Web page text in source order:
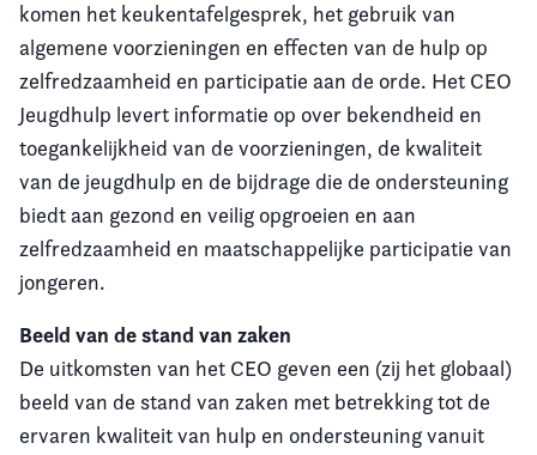
komen het keukentafelgesprek, het gebruik van
algemene voorzieningen en effecten van de hulp op
zelfredzaamheid en participatie aan de orde. Het CEO
Jeugdhulp levert informatie op over bekendheid en
toegankelijkheid van de voorzieningen, de kwaliteit
van de jeugdhulp en de bijdrage die de ondersteuning
biedt aan gezond en veilig opgroeien en aan
zelfredzaamheid en maatschappelijke participatie van
jongeren.
Beeld van de stand van zaken
De uitkomsten van het CEO geven een (zij het globaal)
beeld van de stand van zaken met betrekking tot de
ervaren kwaliteit van hulp en ondersteuning vanuit